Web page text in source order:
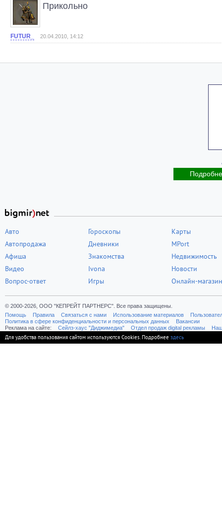
Прикольно
FUTUR_ 20.04.2010, 14:12
Авто
Автопродажа
Афиша
Видео
Вопрос-ответ
Гороскопы
Дневники
Знакомства
Ivona
Игры
Карты
MPort
Недвижимость
Новости
Онлайн-магазин
© 2000-2026, ООО "КЕПРЕЙТ ПАРТНЕРС". Все права защищены.
Помощь
Правила Связаться с нами Использование материалов
Политика в сфере конфиденциальности и персональных данных
Вакансии
Реклама на сайте:
Cейлз-хаус "Диджимедиа" Отдел продаж digital рекламы
Для удобства пользования сайтом используются Cookies. Подробнее здесь